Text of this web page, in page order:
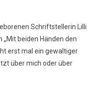
Schriftstellerin Lilli
beiden Händen den
erst mal ein gewaltiger
über mich oder über